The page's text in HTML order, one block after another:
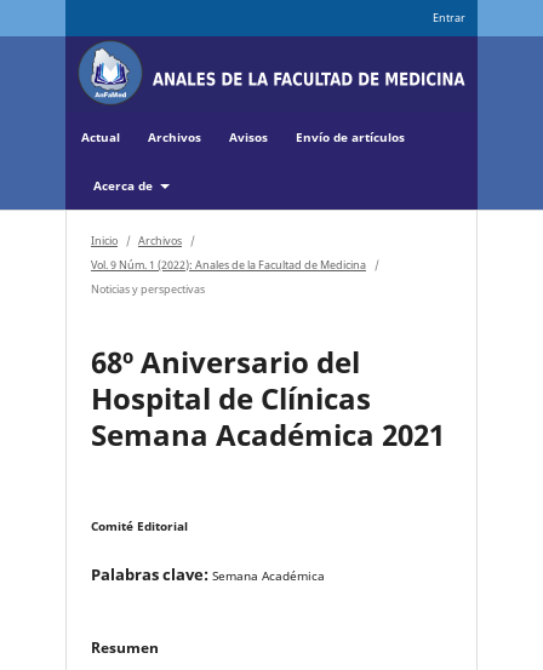
Actual Archivos Avisos Envío de artículos
Acerca de
Entrar
Inicio / Archivos
/
Vol. 9 Núm. 1 (2022): Anales de la Facultad de Medicina
/
Noticias y perspectivas
68º Aniversario del
Hospital de Clínicas
Semana Académica 2021
Comité Editorial
Palabras clave: Semana Académica
Resumen